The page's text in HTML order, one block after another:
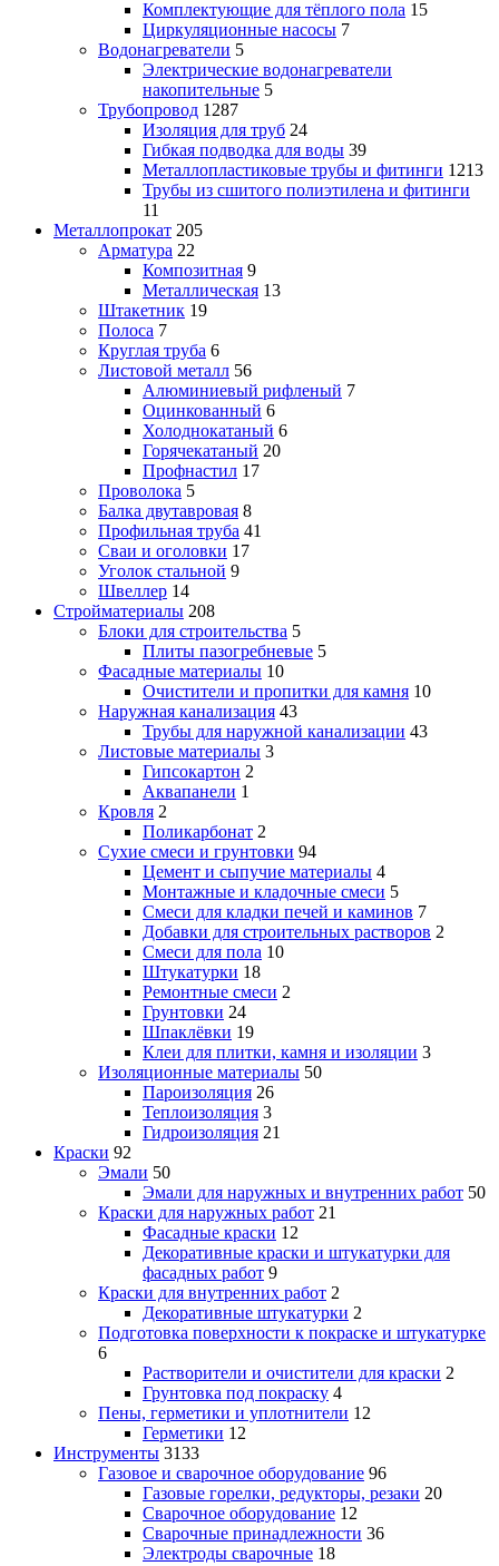
Комплектующие для тёплого пола 15
Циркуляционные насосы 7
Водонагреватели 5
Электрические водонагреватели
накопительные 5
Трубопровод 1287
Изоляция для труб 24
Гибкая подводка для воды 39
Металлопластиковые трубы и фитинги 1213
Трубы из сшитого полиэтилена и фитинги
11
Металлопрокат 205
Арматура 22
Композитная 9
Металлическая 13
Штакетник 19
Полоса 7
Круглая труба 6
Листовой металл 56
Алюминиевый рифленый 7
Оцинкованный 6
Холоднокатаный 6
Горячекатаный 20
Профнастил 17
Проволока 5
Балка двутавровая 8
Профильная труба 41
Сваи и оголовки 17
Уголок стальной 9
Швеллер 14
Стройматериалы 208
Блоки для строительства 5
Плиты пазогребневые 5
Фасадные материалы 10
Очистители и пропитки для камня 10
Наружная канализация 43
Трубы для наружной канализации 43
Листовые материалы 3
Гипсокартон 2
Аквапанели 1
Кровля 2
Поликарбонат 2
Сухие смеси и грунтовки 94
Цемент и сыпучие материалы 4
Монтажные и кладочные смеси 5
Смеси для кладки печей и каминов 7
Добавки для строительных растворов 2
Смеси для пола 10
Штукатурки 18
Ремонтные смеси 2
Грунтовки 24
Шпаклёвки 19
Клеи для плитки, камня и изоляции 3
Изоляционные материалы 50
Пароизоляция 26
Теплоизоляция 3
Гидроизоляция 21
Краски 92
Эмали 50
Эмали для наружных и внутренних работ 50
Краски для наружных работ 21
Фасадные краски 12
Декоративные краски и штукатурки для
фасадных работ 9
Краски для внутренних работ 2
Декоративные штукатурки 2
Подготовка поверхности к покраске и штукатурке
6
Растворители и очистители для краски 2
Грунтовка под покраску 4
Пены, герметики и уплотнители 12
Герметики 12
Инструменты 3133
Газовое и сварочное оборудование 96
Газовые горелки, редукторы, резаки 20
Сварочное оборудование 12
Сварочные принадлежности 36
Электроды сварочные 18